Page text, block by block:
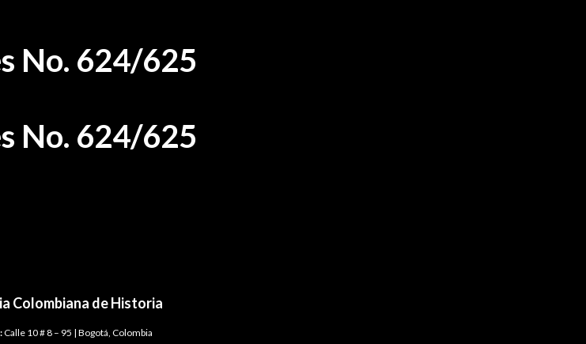
No. 624/625
No. 624/625
Colombiana de Historia
Calle 10 # 8 – 95 | Bogotá, Colombia